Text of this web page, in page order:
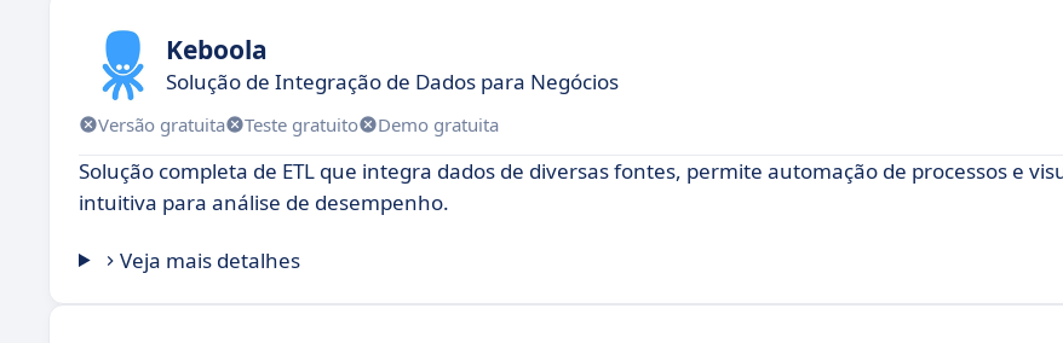
Keboola
Solução de Integração de Dados para Negócios
Versão gratuita Teste gratuito Demo gratuita
Solução completa de ETL que integra dados de diversas fontes, permite automação de processos e
intuitiva para análise de desempenho.
Veja mais detalhes